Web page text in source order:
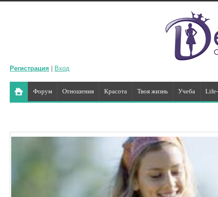
Регистрация Вход
Форум Отношения Красота Твоя жизнь Учеба